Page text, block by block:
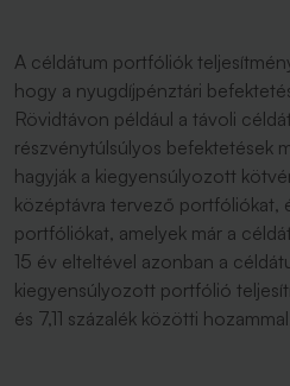
A céldátum portfóliók
hogy a nyugdíjpénztári
Rövidtávon például a távoli
részvénytúlsúlyos befektetések
hagyják a kiegyensúlyozott
középtávra tervező portfóliókat,
portfóliókat, amelyek már a
15 év elteltével azonban a
kiegyensúlyozott portfólió
és 7,11 százalék közötti